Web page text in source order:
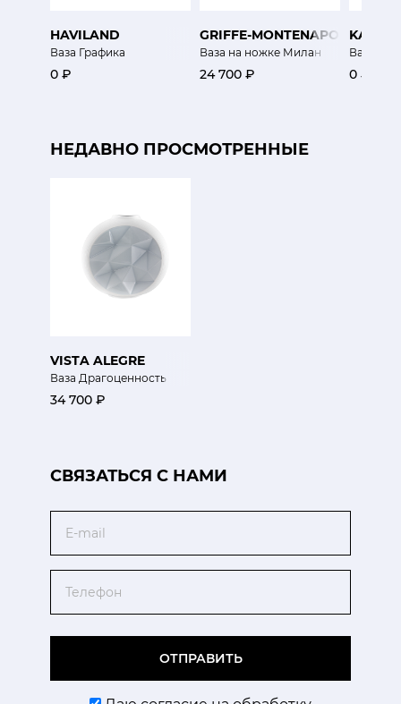
HAVILAND
Ваза Графика
0 ₽
GRIFFE-MONTENAPOLEONE
Ваза на ножке Милан
24 700 ₽
Ваза с
0 ₽
НЕДАВНО ПРОСМОТРЕННЫЕ
VISTA ALEGRE
Ваза Драгоценность
34 700 ₽
CВЯЗАТЬСЯ С НАМИ
ОТПРАВИТЬ